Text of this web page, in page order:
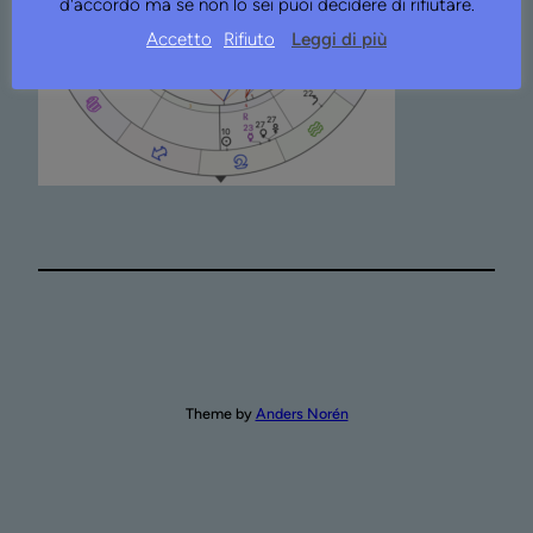
Theme by Anders Norén
d'accordo ma se non lo sei puoi decidere di rifiutare.
Accetto
Rifiuto Leggi di più